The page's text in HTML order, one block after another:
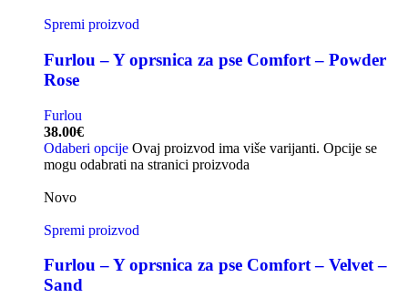
Spremi proizvod
Furlou – Y oprsnica za pse Comfort – Powder
Rose
Furlou
38.00€
Odaberi opcije Ovaj proizvod ima više varijanti. Opcije se
mogu odabrati na stranici proizvoda
Novo
Spremi proizvod
Furlou – Y oprsnica za pse Comfort – Velvet –
Sand